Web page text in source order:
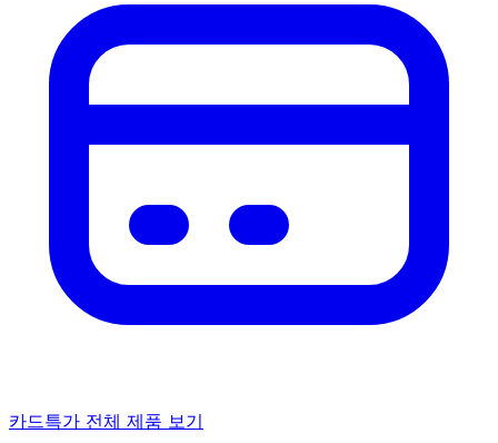
카드특가 전체 제품 보기